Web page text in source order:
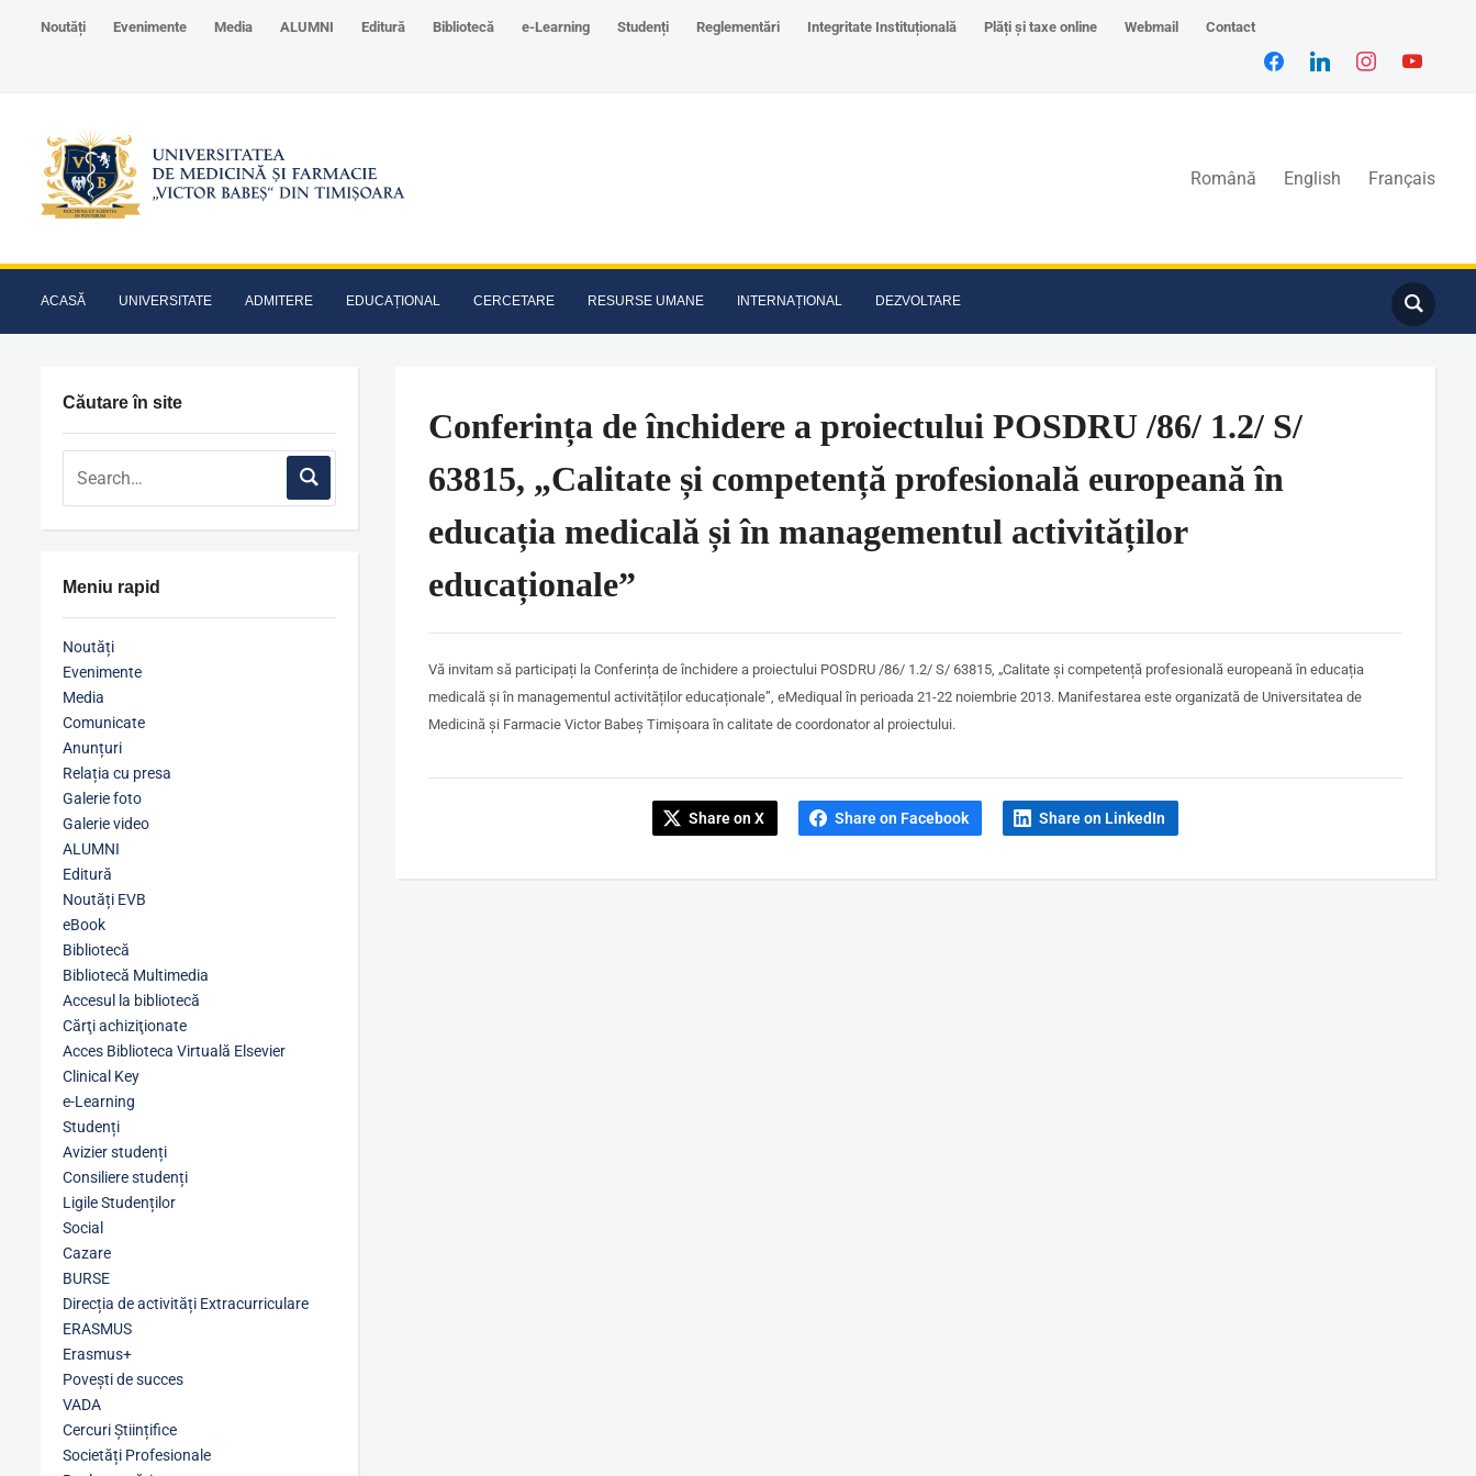
Noutăți Evenimente Media ALUMNI Editură Bibliotecă e-Learning Studenți Reglementări Integritate Instituțională Plăți și taxe online Webmail Contact
Română English Français
ACASĂ UNIVERSITATE ADMITERE EDUCAȚIONAL CERCETARE RESURSE UMANE INTERNAȚIONAL DEZVOLTARE
Căutare în site
Meniu rapid
Noutăți
Evenimente
Media
Comunicate
Anunțuri
Relația cu presa
Galerie foto
Galerie video
ALUMNI
Editură
Noutăți EVB
eBook
Bibliotecă
Bibliotecă Multimedia
Accesul la bibliotecă
Cărţi achiziţionate
Acces Biblioteca Virtuală Elsevier
Clinical Key
e-Learning
Studenți
Avizier studenți
Consiliere studenți
Ligile Studenților
Social
Cazare
BURSE
Direcția de activități Extracurriculare
ERASMUS
Erasmus+
Povești de succes
VADA
Cercuri Științifice
Societăți Profesionale
Conferința de închidere a proiectului POSDRU /86/ 1.2/ S/
63815, „Calitate și competență profesională europeană în
educația medicală și în managementul activităților
educaționale”
Vă invitam să participați la Conferința de închidere a proiectului POSDRU /86/ 1.2/ S/ 63815, „Calitate și competență profesională europeană în educația
medicală și în managementul activităților educaționale”, eMediqual în perioada 21-22 noiembrie 2013. Manifestarea este organizată de Universitatea de
Medicină și Farmacie Victor Babeș Timișoara în calitate de coordonator al proiectului.
Share on X Share on Facebook Share on LinkedIn